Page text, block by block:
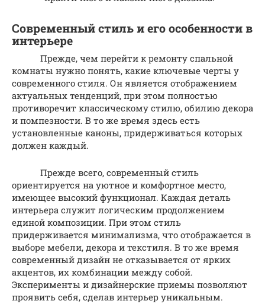
Современный стиль и его особенности в
интерьере
Прежде, чем перейти к ремонту спальной
комнаты нужно понять, какие ключевые черты у
современного стиля. Он является отображением
актуальных тенденций, при этом полностью
противоречит классическому стилю, обилию декора
и помпезности. В то же время здесь есть
установленные каноны, придерживаться которых
должен каждый.
Прежде всего, современный стиль
ориентируется на уютное и комфортное место,
имеющее высокий функционал. Каждая деталь
интерьера служит логическим продолжением
единой композиции. При этом стиль
придерживается минимализма, что отображается в
выборе мебели, декора и текстиля. В то же время
современный дизайн не отказывается от ярких
акцентов, их комбинации между собой.
Эксперименты и дизайнерские приемы позволяют
проявить себя, сделав интерьер уникальным.